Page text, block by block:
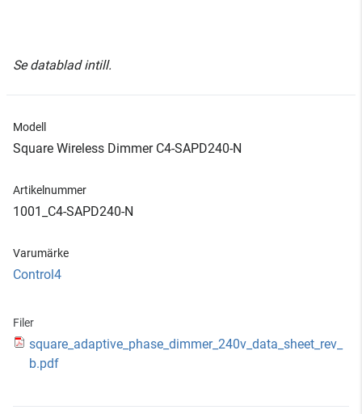
Se datablad intill.
Modell
Square Wireless Dimmer C4-SAPD240-N
Artikelnummer
1001_C4-SAPD240-N
Varumärke
Control4
Filer
square_adaptive_phase_dimmer_240v_data_sheet_rev_
b.pdf